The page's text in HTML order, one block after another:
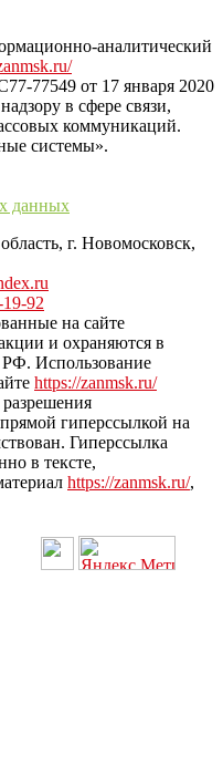
аналитический
77549 от 17 января 2020
в сфере связи,
коммуникаций.
системы».
данных
г. Новомосковск,
92
на сайте
и охраняются в
РФ. Использование
https://zanmsk.ru/
разрешения
гиперссылкой на
Гиперссылка
в тексте,
https://zanmsk.ru/,